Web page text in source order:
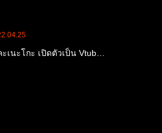
ะเนะโกะ เปิดตัวเป็น Vtub…